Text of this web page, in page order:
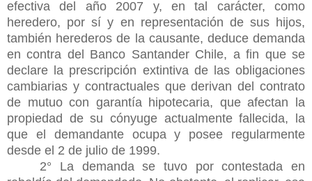
efectiva del año 2007 y, en tal carácter, como
heredero, por sí y en representación de sus hijos,
también herederos de la causante, deduce demanda
en contra del Banco Santander Chile, a fin que se
declare la prescripción extintiva de las obligaciones
cambiarias y contractuales que derivan del contrato
de mutuo con garantía hipotecaria, que afectan la
propiedad de su cónyuge actualmente fallecida, la
que el demandante ocupa y posee regularmente
desde el 2 de julio de 1999.
2° La demanda se tuvo por contestada en